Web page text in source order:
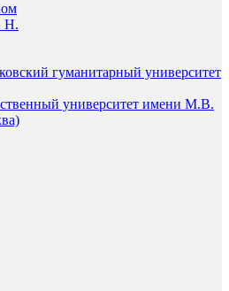
Н.
гуманитарный университет
университет имени М.В.